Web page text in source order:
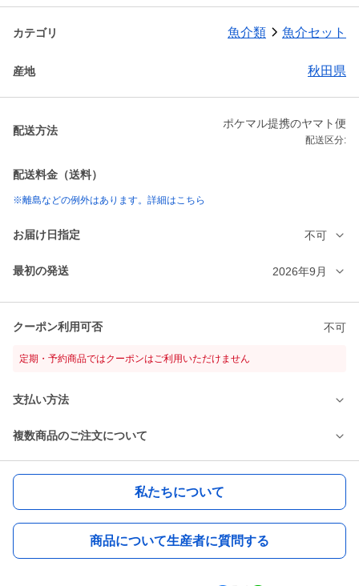
カテゴリ 魚介類 魚介セット
産地 秋田県
配送方法
ポケマル提携のヤマト便
配送区分:
配送料金（送料）
※離島などの例外はあります。詳細はこちら
お届け日指定 不可
最初の発送 2026年9月
クーポン利用可否 不可
定期・予約商品ではクーポンはご利用いただけません
支払い方法
複数商品のご注文について
私たちについて
商品について生産者に質問する